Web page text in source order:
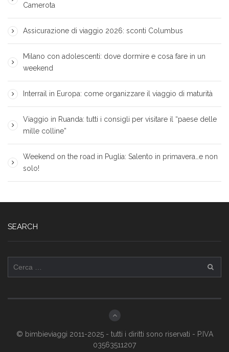
Camerota
Assicurazione di viaggio 2026: sconti Columbus
Milano con adolescenti: dove dormire e cosa fare in un
weekend
Interrail in Europa: come organizzare il viaggio di maturità
Viaggio in Ruanda: tutti i consigli per visitare il “paese delle
mille colline”
Weekend on the road in Puglia: Salento in primavera…e non
solo!
SEARCH
per:
© bimbieviaggi 2011-2025 - tutti i diritti sono riservati - P.IVA
03563511207